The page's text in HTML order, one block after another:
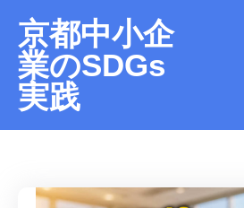
京都中小企
業のSDGs
実践